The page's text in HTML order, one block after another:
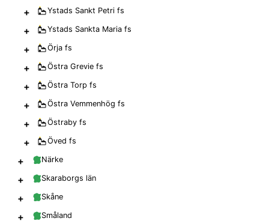
+ Ystads Sankt Petri fs
+ Ystads Sankta Maria fs
+ Örja fs
+ Östra Grevie fs
+ Östra Torp fs
+ Östra Vemmenhög fs
+ Östraby fs
+ Öved fs
+ Närke
+ Skaraborgs län
+ Skåne
+ Småland